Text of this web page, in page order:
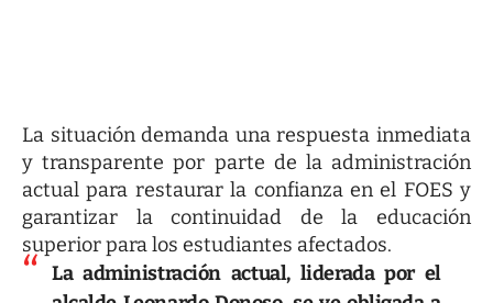
La situación demanda una respuesta inmediata
y transparente por parte de la administración
actual para restaurar la confianza en el FOES y
garantizar la continuidad de la educación
superior para los estudiantes afectados.
La administración actual, liderada por el